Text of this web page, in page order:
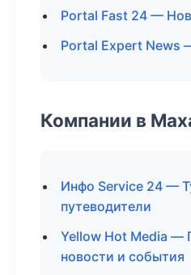
Portal Fast 24 —
Portal Expert News
Компании в
Инфо Service 24 —
путеводители
Yellow Hot Media —
новости и события